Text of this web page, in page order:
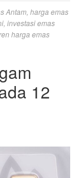
Antam harga emas
investasi emas
harga emas
12